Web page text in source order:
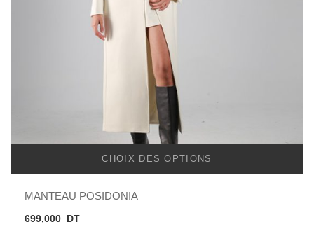
CHOIX DES OPTIONS
MANTEAU POSIDONIA
699,000 DT